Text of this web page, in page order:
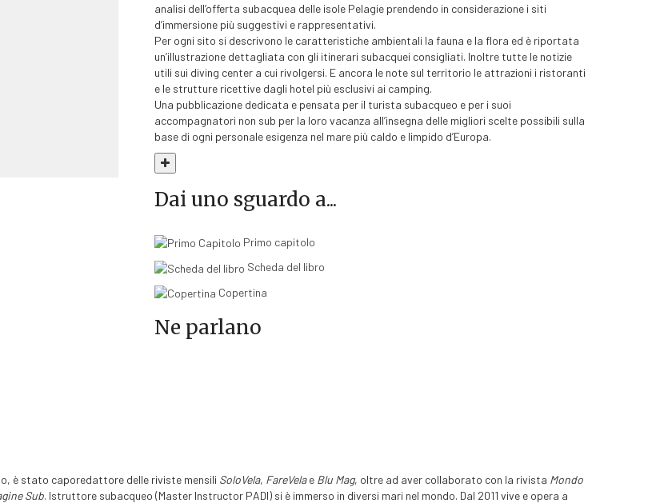
analisi dell’offerta subacquea delle isole Pelagie prendendo in considerazione i siti
d’immersione più suggestivi e rappresentativi.
Per ogni sito si descrivono le caratteristiche ambientali la fauna e la flora ed è riportata
un’illustrazione dettagliata con gli itinerari subacquei consigliati. Inoltre tutte le notizie
utili sui diving center a cui rivolgersi. E ancora le note sul territorio le attrazioni i ristoranti
e le strutture ricettive dagli hotel più esclusivi ai camping.
Una pubblicazione dedicata e pensata per il turista subacqueo e per i suoi
accompagnatori non sub per la loro vacanza all’insegna delle migliori scelte possibili sulla
base di ogni personale esigenza nel mare più caldo e limpido d’Europa.
Dai uno sguardo a...
Primo capitolo
Scheda del libro
Copertina
Ne parlano
è stato caporedattore delle riviste mensili SoloVela, FareVelae Blu Mag, oltre ad aver collaborato con la rivista Mondo
Sub. Istruttore subacqueo (Master Instructor PADI) si è immerso in diversi mari nel mondo. Dal 2011 vive e opera a